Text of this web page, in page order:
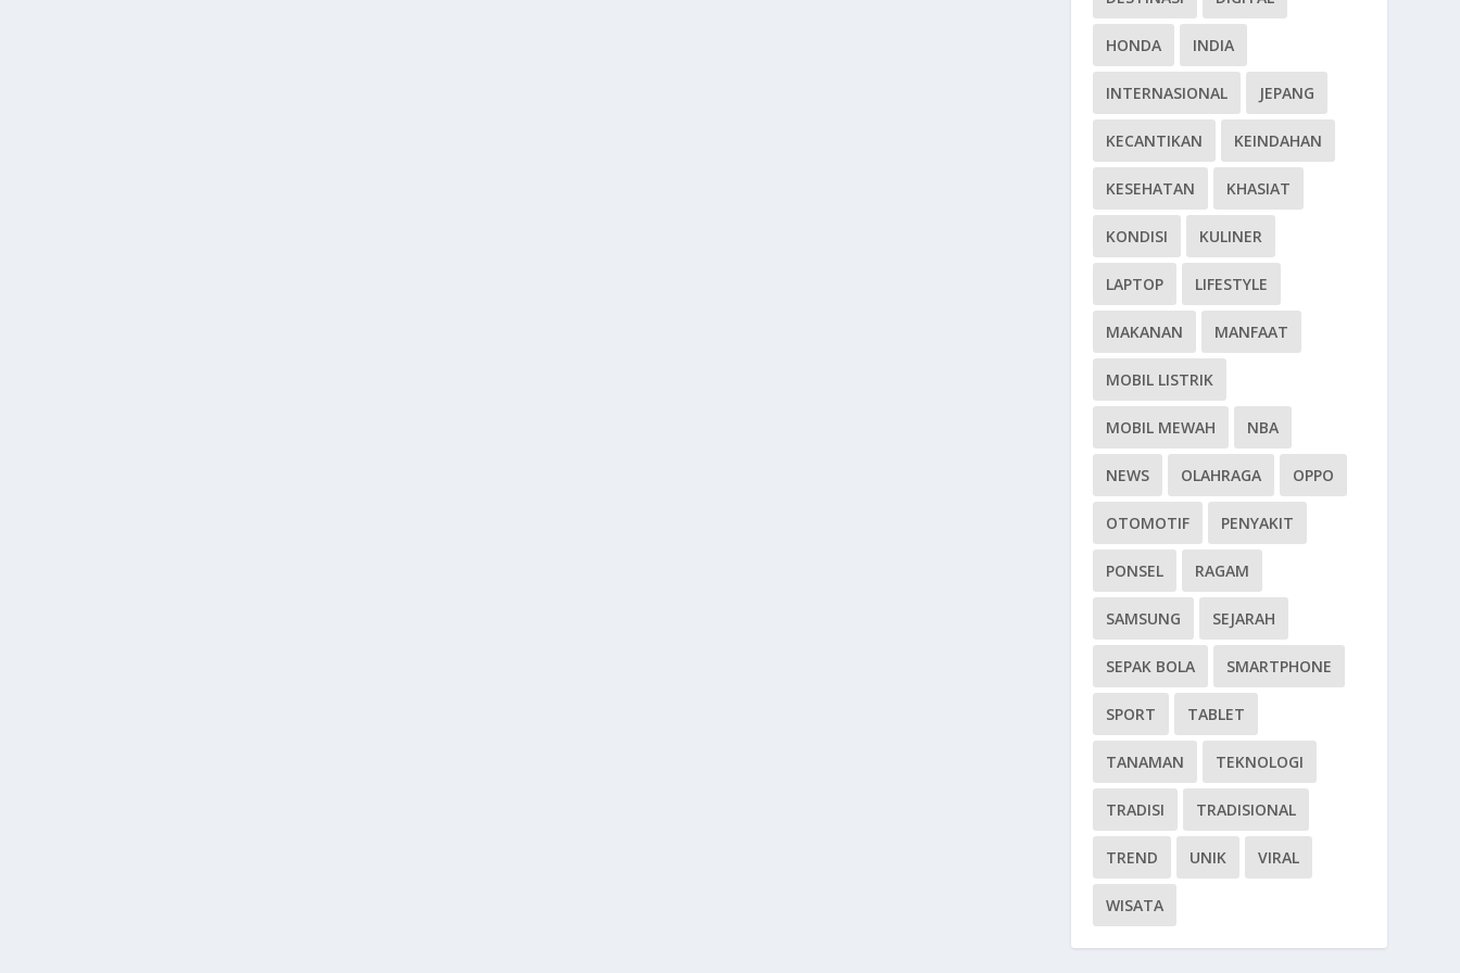
HONDA INDIA
INTERNASIONAL JEPANG
KECANTIKAN KEINDAHAN
KESEHATAN KHASIAT
KONDISI KULINER
LAPTOP LIFESTYLE
MAKANAN MANFAAT
MOBIL LISTRIK
MOBIL MEWAH NBA
NEWS OLAHRAGA OPPO
OTOMOTIF PENYAKIT
PONSEL RAGAM
SAMSUNG SEJARAH
SEPAK BOLA SMARTPHONE
SPORT TABLET
TANAMAN TEKNOLOGI
TRADISI TRADISIONAL
TREND UNIK VIRAL
WISATA